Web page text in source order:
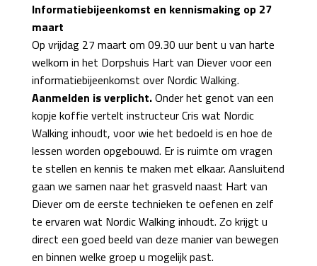
Informatiebijeenkomst en kennismaking op 27
maart
Op vrijdag 27 maart om 09.30 uur bent u van harte
welkom in het Dorpshuis Hart van Diever voor een
informatiebijeenkomst over Nordic Walking.
Aanmelden is verplicht.Onder het genot van een
kopje koffie vertelt instructeur Cris wat Nordic
Walking inhoudt, voor wie het bedoeld is en hoe de
lessen worden opgebouwd. Er is ruimte om vragen
te stellen en kennis te maken met elkaar. Aansluitend
gaan we samen naar het grasveld naast Hart van
Diever om de eerste technieken te oefenen en zelf
te ervaren wat Nordic Walking inhoudt. Zo krijgt u
direct een goed beeld van deze manier van bewegen
en binnen welke groep u mogelijk past.